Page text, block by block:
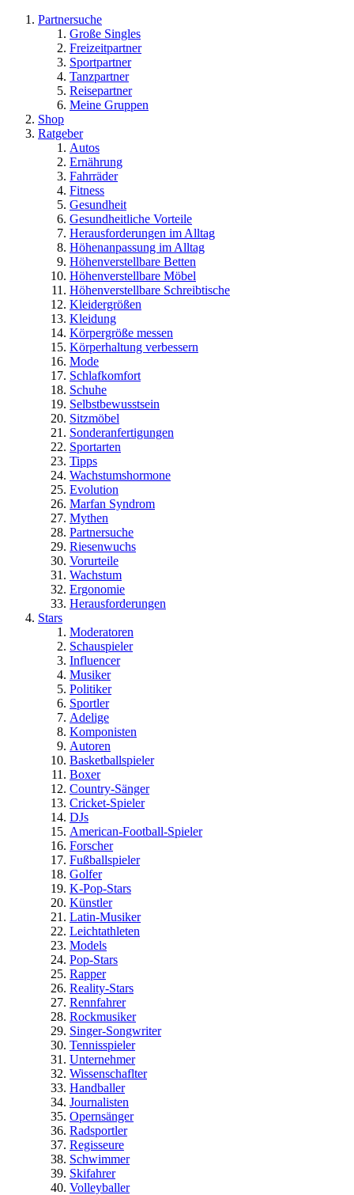
Partnersuche
Große Singles
Freizeitpartner
Sportpartner
Tanzpartner
Reisepartner
Meine Gruppen
Shop
Ratgeber
Autos
Ernährung
Fahrräder
Fitness
Gesundheit
Gesundheitliche Vorteile
Herausforderungen im Alltag
Höhenanpassung im Alltag
Höhenverstellbare Betten
Höhenverstellbare Möbel
Höhenverstellbare Schreibtische
Kleidergrößen
Kleidung
Körpergröße messen
Körperhaltung verbessern
Mode
Schlafkomfort
Schuhe
Selbstbewusstsein
Sitzmöbel
Sonderanfertigungen
Sportarten
Tipps
Wachstumshormone
Evolution
Marfan Syndrom
Mythen
Partnersuche
Riesenwuchs
Vorurteile
Wachstum
Ergonomie
Herausforderungen
Stars
Moderatoren
Schauspieler
Influencer
Musiker
Politiker
Sportler
Adelige
Komponisten
Autoren
Basketballspieler
Boxer
Country-Sänger
Cricket-Spieler
DJs
American-Football-Spieler
Forscher
Fußballspieler
Golfer
K-Pop-Stars
Künstler
Latin-Musiker
Leichtathleten
Models
Pop-Stars
Rapper
Reality-Stars
Rennfahrer
Rockmusiker
Singer-Songwriter
Tennisspieler
Unternehmer
Wissenschaflter
Handballer
Journalisten
Opernsänger
Radsportler
Regisseure
Schwimmer
Skifahrer
Volleyballer